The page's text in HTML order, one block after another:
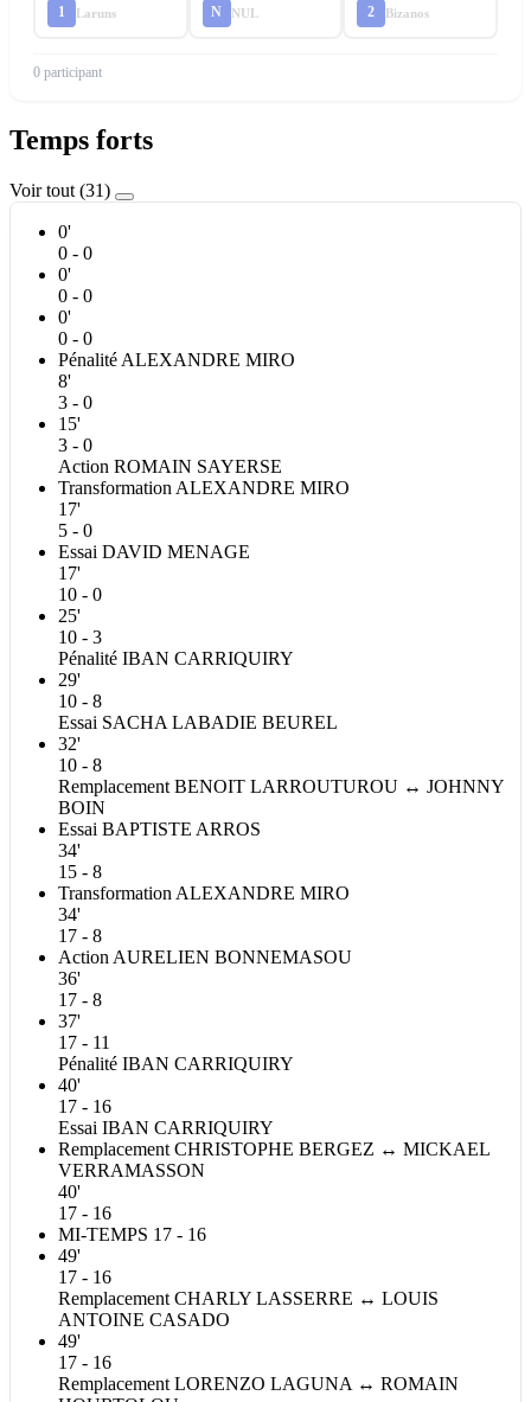
1 Laruns N NUL 2 Bizanos
0 participant
Temps forts
Voir tout (31)
0'
0 - 0
0'
0 - 0
0'
0 - 0
Pénalité ALEXANDRE MIRO
8'
3 - 0
15'
3 - 0
Action ROMAIN SAYERSE
Transformation ALEXANDRE MIRO
17'
5 - 0
Essai DAVID MENAGE
17'
10 - 0
25'
10 - 3
Pénalité IBAN CARRIQUIRY
29'
10 - 8
Essai SACHA LABADIE BEUREL
32'
10 - 8
Remplacement BENOIT LARROUTUROU ↔ JOHNNY
BOIN
Essai BAPTISTE ARROS
34'
15 - 8
Transformation ALEXANDRE MIRO
34'
17 - 8
Action AURELIEN BONNEMASOU
36'
17 - 8
37'
17 - 11
Pénalité IBAN CARRIQUIRY
40'
17 - 16
Essai IBAN CARRIQUIRY
Remplacement CHRISTOPHE BERGEZ ↔ MICKAEL
VERRAMASSON
40'
17 - 16
MI-TEMPS 17 - 16
49'
17 - 16
Remplacement CHARLY LASSERRE ↔ LOUIS
ANTOINE CASADO
49'
17 - 16
Remplacement LORENZO LAGUNA ↔ ROMAIN